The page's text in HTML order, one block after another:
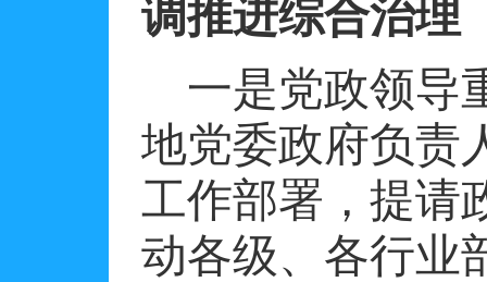
调推进综合治理
一是党政领导
地党委政府负责
工作部署，提请
动各级、各行业